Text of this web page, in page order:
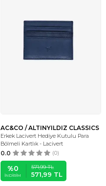
AC&CO / ALTINYILDIZ CLASSICS
Erkek Lacivert Hediye Kutulu Para
Bölmeli Kartlık - Lacivert
0.0 (0)
%0
İNDIRIM
571,99TL
571,99 TL